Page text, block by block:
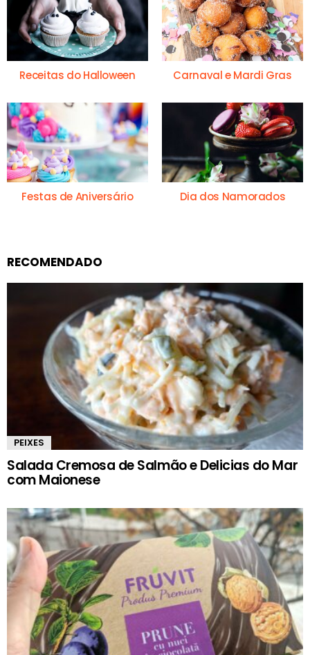
Receitas do Halloween Carnaval e Mardi Gras
Festas de Aniversário Dia dos Namorados
RECOMENDADO
PEIXES
Salada Cremosa de Salmão e Delicias do Mar
com Maionese